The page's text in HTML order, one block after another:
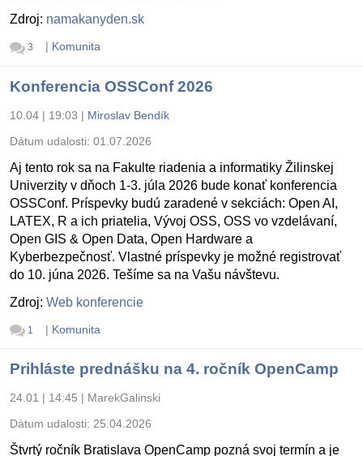
Zdroj: namakanyden.sk
3 | Komunita
Konferencia OSSConf 2026
10.04 | 19:03 | Miroslav Bendík
Dátum udalosti: 01.07.2026
Aj tento rok sa na Fakulte riadenia a informatiky Žilinskej
Univerzity v dňoch 1-3. júla 2026 bude konať konferencia
OSSConf. Príspevky budú zaradené v sekciách: Open AI,
LATEX, R a ich priatelia, Vývoj OSS, OSS vo vzdelávaní,
Open GIS & Open Data, Open Hardware a
Kyberbezpečnosť. Vlastné príspevky je možné registrovať
do 10. júna 2026. Tešíme sa na Vašu návštevu.
Zdroj: Web konferencie
1 | Komunita
Prihláste prednášku na 4. ročník OpenCamp
24.01 | 14:45 | MarekGalinski
Dátum udalosti: 25.04.2026
Štvrtý ročník Bratislava OpenCamp pozná svoj termín a je